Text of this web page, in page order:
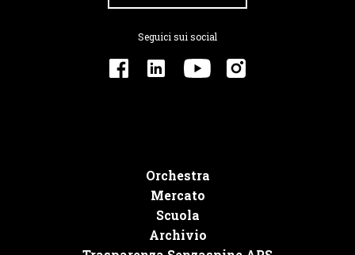
Seguici sui social
Orchestra
Mercato
Scuola
Archivio